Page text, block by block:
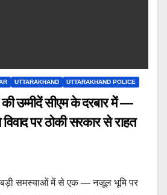
UTTARAKHAND UTTARAKHAND POLICE
की उम्मीदें सीएम के दरबार में —
पर ठोकी सरकार से राहत
समस्याओं में से एक — नजूल भूमि पर